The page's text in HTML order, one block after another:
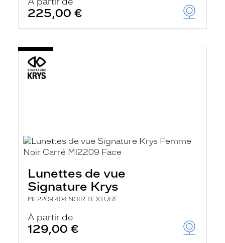
225,00 €
Lunettes de vue
Signature Krys
ML2209 404 NOIR TEXTURE
À partir de
129,00 €